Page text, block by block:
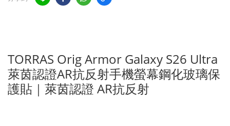
TORRAS Orig Armor Galaxy S26 Ultra
萊茵認證AR抗反射手機螢幕鋼化玻璃保
護貼｜萊茵認證 AR抗反射